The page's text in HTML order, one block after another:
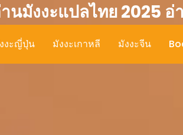
นมังงะแปลไทย 2025
งะญี่ปุ่น มังงะเกาหลี มังงะจีน